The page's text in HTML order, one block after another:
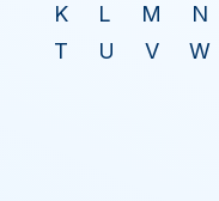
K
L M N
T
U V W